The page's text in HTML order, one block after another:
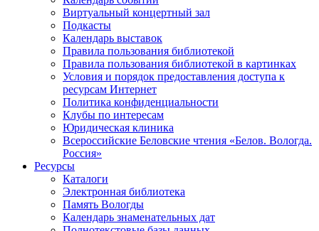
Виртуальный концертный зал
Подкасты
Календарь выставок
Правила пользования библиотекой
Правила пользования библиотекой в картинках
Условия и порядок предоставления доступа к
ресурсам Интернет
Политика конфиденциальности
Клубы по интересам
Юридическая клиника
Всероссийские Беловские чтения «Белов. Вологда.
Россия»
Ресурсы
Каталоги
Электронная библиотека
Память Вологды
Календарь знаменательных дат